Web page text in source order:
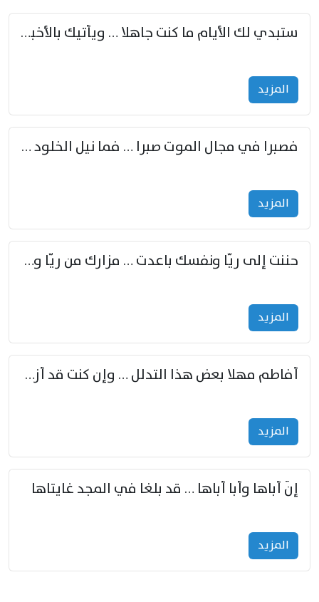
ستبدي لك الأيام ما كنت جاهلا … ويأتيك بالأخبار من لم تزوّد
المزید
فصبرا في مجال الموت صبرا … فما نيل الخلود بمستطاع
المزید
حننت إلى ريّا ونفسك باعدت … مزارك من ريّا وشعباكما معا
المزید
أفاطم مهلا بعض هذا التدلل … وإن كنت قد أزمعت صرمي فأجملي
المزید
إنّ أباها وأبا أباها … قد بلغا في المجد غايتاها
المزید